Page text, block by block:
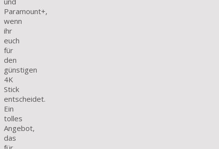
Paramount+,
wenn
ihr
euch
für
den
günstigen
4K
Stick
entscheidet.
Ein
tolles
Angebot,
das